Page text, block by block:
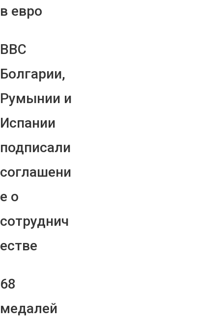
в евро
ВВС
Болгарии,
Румынии и
Испании
подписали
соглашени
е о
сотруднич
естве
68
медалей